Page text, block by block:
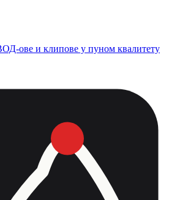
ове и клипове у пуном квалитету